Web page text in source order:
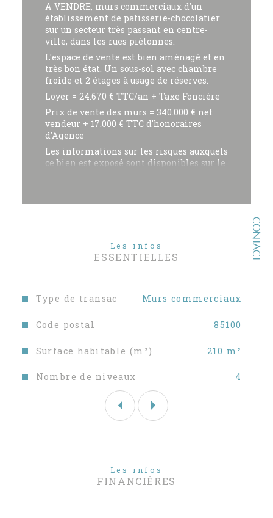
CONTACT
Les infos
ESSENTIELLES
Caractéristiques Valeurs
Type de transac Murs commerciaux
Code postal 85100
Surface habitable (m²) 210 m²
Nombre de niveaux 4
A VENDRE, murs commerciaux d'un
établissement de patisserie-chocolatier
sur un secteur très passant en centre-
ville, dans les rues piétonnes.
L'espace de vente est bien aménagé et en
très bon état. Un sous-sol avec chambre
froide et 2 étages à usage de réserves.
Loyer = 24.670 € TTC/an + Taxe Foncière
Prix de vente des murs = 340.000 € net
vendeur + 17.000 € TTC d'honoraires
d'Agence
Les informations sur les risques auxquels
ce bien est exposé sont disponibles sur le
veuillez contacter l'Agence Sable Blanc
Pour découvrir nos autres biens à la
vente, nous vous invitons à consulter
Les informations sur les risques auxquels ce bien
Les infos
FINANCIÈRES